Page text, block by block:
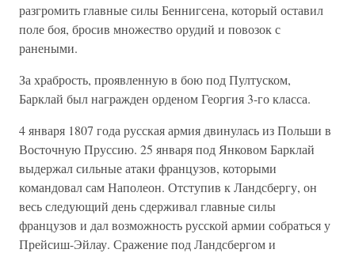
разгромить главные силы Беннигсена, который оставил
поле боя, бросив множество орудий и повозок с
ранеными.
За храбрость, проявленную в бою под Пултуском,
Барклай был награжден орденом Георгия 3-го класса.
4 января 1807 года русская армия двинулась из Польши в
Восточную Пруссию. 25 января под Янковом Барклай
выдержал сильные атаки французов, которыми
командовал сам Наполеон. Отступив к Ландсбергу, он
весь следующий день сдерживал главные силы
французов и дал возможность русской армии собраться у
Прейсиш-Эйлау. Сражение под Ландсбергом и